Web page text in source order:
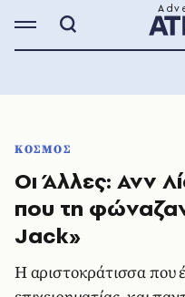
ΚΟΣΜΟΣ
Οι Άλλες: Ανν
που τη
Jack»
Η αριστοκράτισσα που